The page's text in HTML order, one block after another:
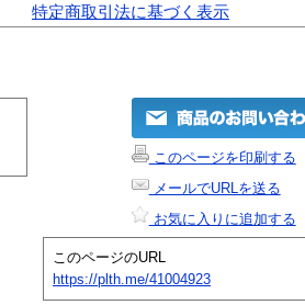
特定商取引法に基づく表示
このページを印刷する
メールでURLを送る
お気に入りに追加する
このページのURL
https://plth.me/41004923